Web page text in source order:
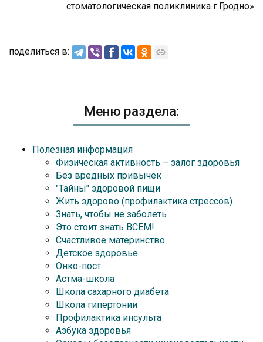
стоматологическая поликлиника г.Гродно»
поделиться в:
Меню раздела:
Полезная информация
Физическая активность – залог здоровья
Без вредных привычек
"Тайны" здоровой пищи
Жить здорово (профилактика стрессов)
Знать, чтобы не заболеть
Это стоит знать ВСЕМ!
Счастливое материнство
Детское здоровье
Онко-пост
Астма-школа
Школа сахарного диабета
Школа гипертонии
Профилактика инсульта
Азбука здоровья